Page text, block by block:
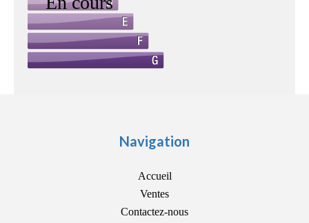
Navigation
Accueil
Ventes
Contactez-nous